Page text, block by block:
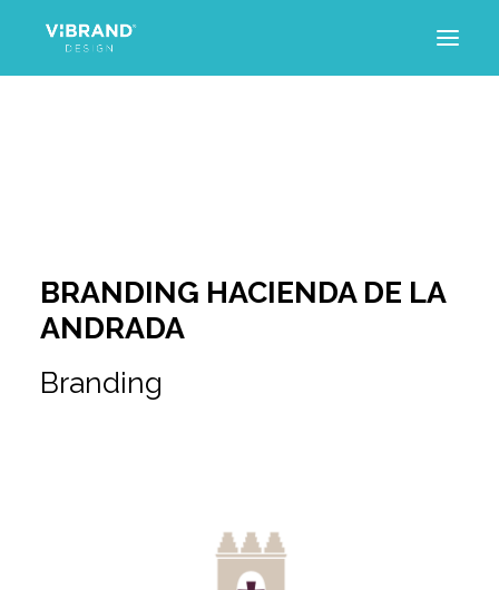
BRANDING HACIENDA DE LA
ANDRADA
Branding